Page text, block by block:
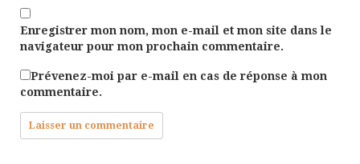
Enregistrer mon nom, mon e-mail et mon site dans le
navigateur pour mon prochain commentaire.
Prévenez-moi par e-mail en cas de réponse à mon
commentaire.